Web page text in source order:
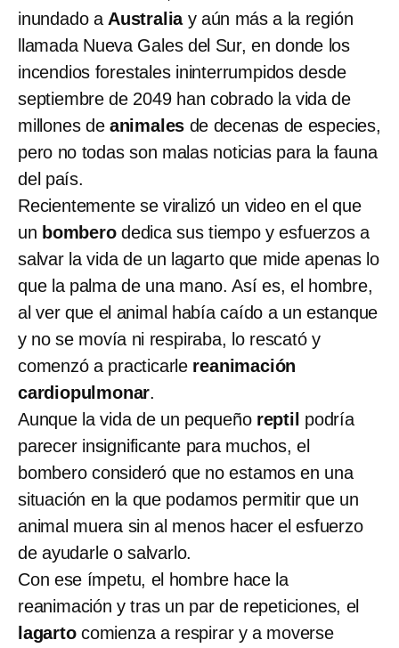
inundado a Australiay aún más a la región
llamada Nueva Gales del Sur, en donde los
incendios forestales ininterrumpidos desde
septiembre de 2049 han cobrado la vida de
millones de animales de decenas de especies,
pero no todas son malas noticias para la fauna
del país.
Recientemente se viralizó un video en el que
un bomberodedica sus tiempo y esfuerzos a
salvar la vida de un lagarto que mide apenas lo
que la palma de una mano. Así es, el hombre,
al ver que el animal había caído a un estanque
y no se movía ni respiraba, lo rescató y
comenzó a practicarle reanimación
cardiopulmonar.
Aunque la vida de un pequeño reptil podría
parecer insignificante para muchos, el
bombero consideró que no estamos en una
situación en la que podamos permitir que un
animal muera sin al menos hacer el esfuerzo
de ayudarle o salvarlo.
Con ese ímpetu, el hombre hace la
reanimación y tras un par de repeticiones, el
lagartocomienza a respirar y a moverse